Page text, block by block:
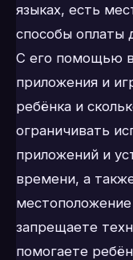
языках, есть
способы оплаты
С его помощью
приложения и
ребёнка и
ограничивать
приложений и
времени, а
запрещаете
помогаете